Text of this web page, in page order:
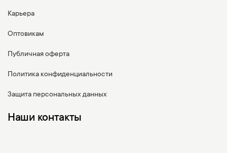
Карьера
Оптовикам
Публичная оферта
Политика конфиденциальности
Защита персональных данных
Наши контакты